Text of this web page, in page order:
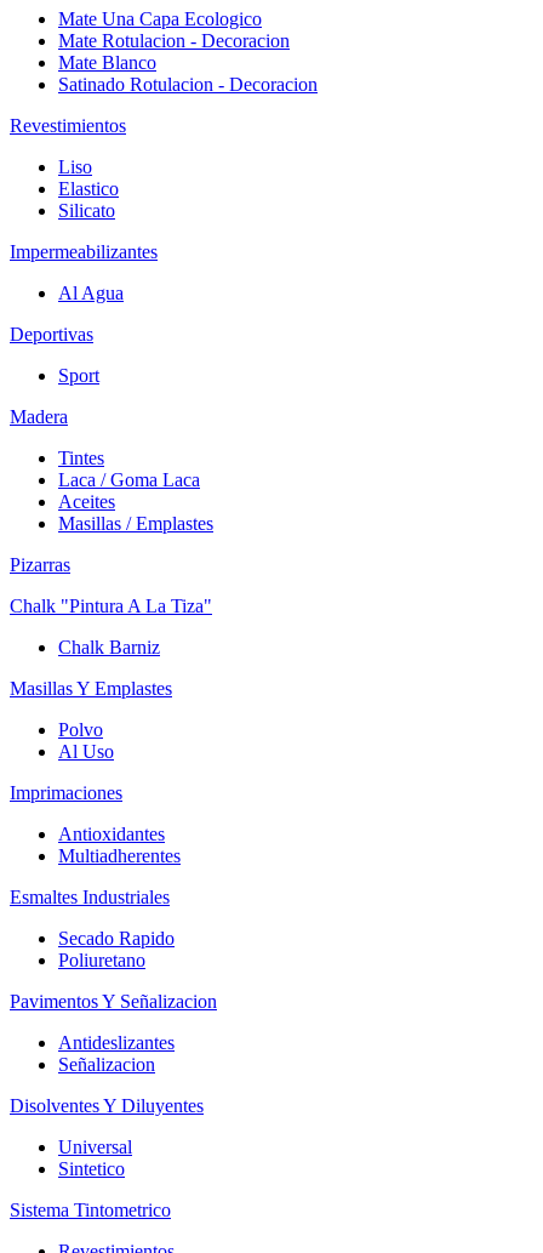
Mate Una Capa Ecologico
Mate Rotulacion - Decoracion
Mate Blanco
Satinado Rotulacion - Decoracion
Revestimientos
Liso
Elastico
Silicato
Impermeabilizantes
Al Agua
Deportivas
Sport
Madera
Tintes
Laca / Goma Laca
Aceites
Masillas / Emplastes
Pizarras
Chalk "Pintura A La Tiza"
Chalk Barniz
Masillas Y Emplastes
Polvo
Al Uso
Imprimaciones
Antioxidantes
Multiadherentes
Esmaltes Industriales
Secado Rapido
Poliuretano
Pavimentos Y Señalizacion
Antideslizantes
Señalizacion
Disolventes Y Diluyentes
Universal
Sintetico
Sistema Tintometrico